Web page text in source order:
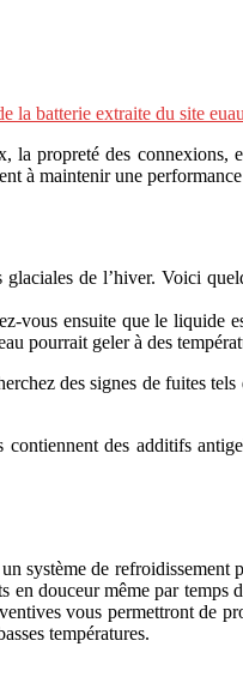
la batterie extraite du site
propreté des
à maintenir une
de l’hiver. Voici
ensuite que le liquide
pourrait geler à des
des signes de fuites
des additifs
système de
douceur même par
vous permettront de
températures.